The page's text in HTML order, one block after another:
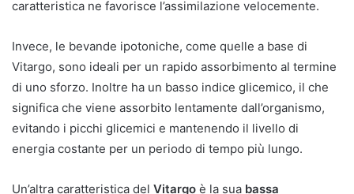
caratteristica ne favorisce l’assimilazione velocemente.
Invece, le bevande ipotoniche, come quelle a base di
Vitargo, sono ideali per un rapido assorbimento al termine
di uno sforzo. Inoltre ha un basso indice glicemico, il che
significa che viene assorbito lentamente dall’organismo,
evitando i picchi glicemici e mantenendo il livello di
energia costante per un periodo di tempo più lungo.
Un’altra caratteristica del Vitargo è la sua bassa